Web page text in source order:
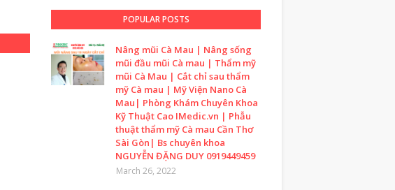
POPULAR POSTS
Nâng mũi Cà Mau | Nâng sống
mũi đầu mũi Cà mau | Thẩm mỹ
mũi Cà Mau | Cắt chỉ sau thẩm
mỹ Cà mau | Mỹ Viện Nano Cà
Mau| Phòng Khám Chuyên Khoa
Kỹ Thuật Cao IMedic.vn | Phẫu
thuật thẩm mỹ Cà mau Cần Thơ
Sài Gòn| Bs chuyên khoa
NGUYỄN ĐẶNG DUY 0919449459
March 26, 2022